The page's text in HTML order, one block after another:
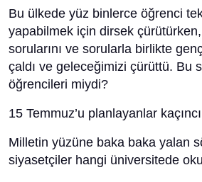
Bu ülkede yüz binlerce öğrenci
yapabilmek için dirsek
sorularını ve sorularla birlikte
çaldı ve geleceğimizi çürüttü. Bu
öğrencileri miydi?
15 Temmuz’u planlayanlar
Milletin yüzüne baka baka yalan
siyasetçiler hangi üniversitede